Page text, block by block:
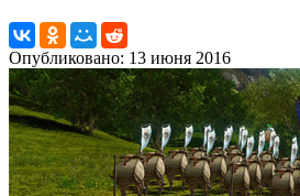
Опубликовано: 13 июня 2016